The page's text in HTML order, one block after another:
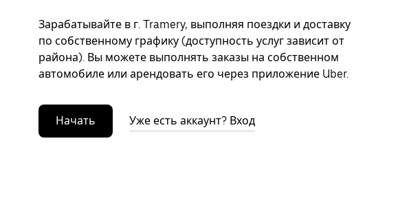
Зарабатывайте в г. Tramery, выполняя поездки и доставку
по собственному графику (доступность услуг зависит от
района). Вы можете выполнять заказы на собственном
автомобиле или арендовать его через приложение Uber.
Начать Уже есть аккаунт? Вход